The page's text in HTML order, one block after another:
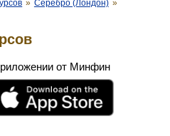
» Серебро (Лондон) »
от Минфин